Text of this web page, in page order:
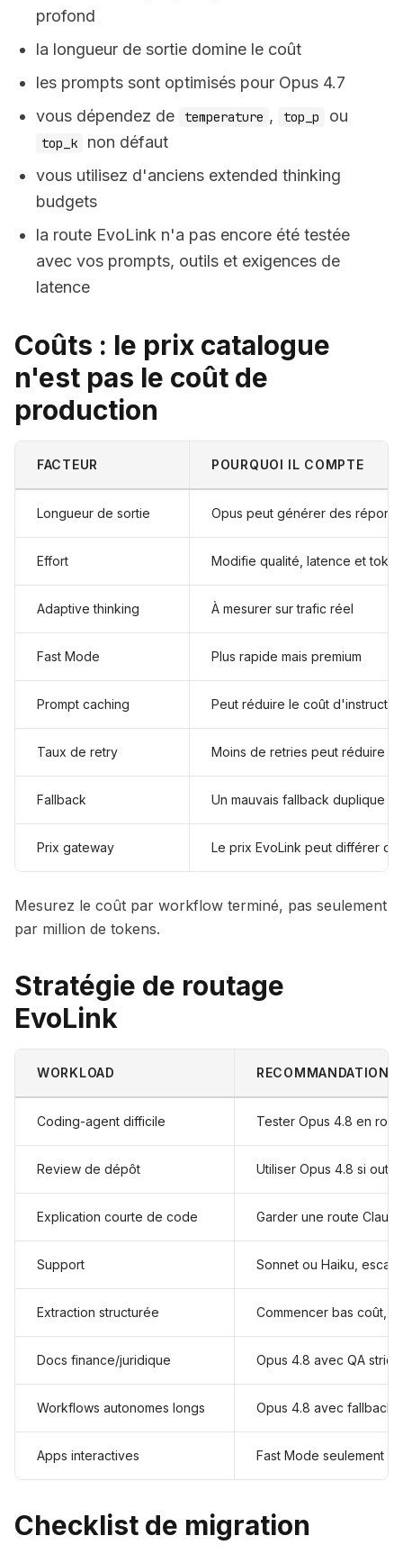
profond
la longueur de sortie domine le coût
les prompts sont optimisés pour Opus 4.7
vous dépendez de
temperature , top_p ou
top_k
non défaut
vous utilisez d'anciens extended thinking
budgets
la route EvoLink n'a pas encore été testée
avec vos prompts, outils et exigences de
latence
Coûts : le prix catalogue
n'est pas le coût de
production
FACTEUR POURQUOI IL COMPTE
Longueur de sortie Opus peut générer des
Effort Modifie qualité, latence et
Adaptive thinking À mesurer sur trafic réel
Fast Mode Plus rapide mais premium
Prompt caching Peut réduire le coût
Taux de retry Moins de retries peut réduire le
Fallback Un mauvais fallback duplique
Prix gateway Le prix EvoLink peut différer
Mesurez le coût par workflow terminé, pas seulement
par million de tokens.
Stratégie de routage
EvoLink
WORKLOAD RECOMMANDATION
Coding-agent difficile Tester Opus 4.8 en
Review de dépôt Utiliser Opus 4.8 si
Explication courte de code Garder une route
Support Sonnet ou Haiku,
Extraction structurée Commencer bas coût,
Docs finance/juridique Opus 4.8 avec QA
Workflows autonomes longs Opus 4.8 avec fallback
Apps interactives Fast Mode seulement
Checklist de migration